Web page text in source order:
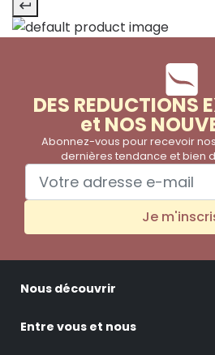
DES REDUCTIONS
et NOS
Abonnez-vous pour recevoir
dernières tendance et bien
Je
Nous découvrir
Entre vous et nous